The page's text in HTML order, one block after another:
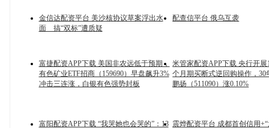
金信达配资平台 美沙核协议草案浮出水
面 搞“双标”遭质疑
配查信平台 俄乌互袭
富捷配资APP下载 美国非农远低于预期，
有色矿业ETF招商（159690）早盘飙升3%
冲击三连涨，白银有色强势封板
米管家配资APP下载 央行开展
个月期买断式逆回购操作，30
鹏扬（511090）涨0.10%
富阳配资APP下载 “我哭她也会哭的”：13 震烨配资平台 成都首创信用